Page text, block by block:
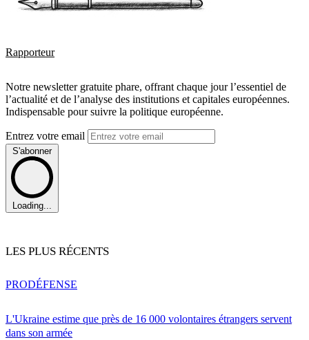
Rapporteur
Notre newsletter gratuite phare, offrant chaque jour l’essentiel de
l’actualité et de l’analyse des institutions et capitales européennes.
Indispensable pour suivre la politique européenne.
Entrez votre email
S'abonner
Loading...
LES PLUS RÉCENTS
L'Ukraine estime que près de 16 000 volontaires étrangers servent
dans son armée
PRODÉFENSE